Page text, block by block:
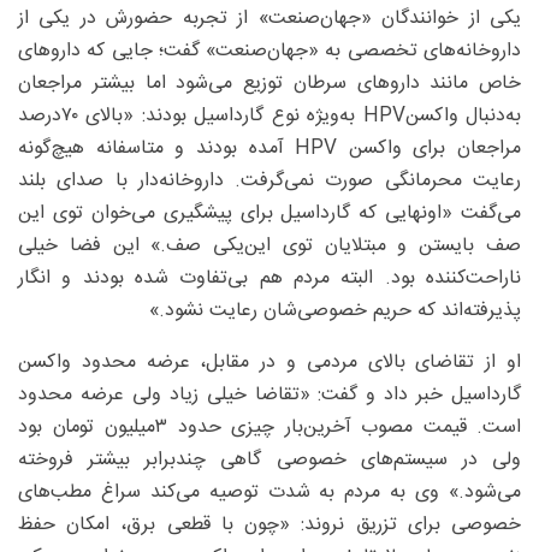
یکی از خوانندگان «جهان‌صنعت» از تجربه‌ حضورش در یکی از
داروخانه‌های تخصصی به «جهان‌صنعت» گفت؛ جایی که داروهای
خاص مانند داروهای سرطان توزیع می‌شود اما بیشتر مراجعان
به‌دنبال واکسنHPV به‌ویژه نوع گارداسیل بودند: «بالای ۷۰درصد
مراجعان برای واکسن HPV آمده بودند و متاسفانه هیچ‌گونه
رعایت محرمانگی صورت نمی‌گرفت. داروخانه‌دار با صدای بلند
می‌گفت «اونهایی که گارداسیل برای پیشگیری می‌خوان توی این
صف بایستن و مبتلایان توی این‌یکی صف.» این فضا خیلی
ناراحت‌کننده بود. البته مردم هم بی‌تفاوت شده بودند و انگار
پذیرفته‌اند که حریم خصوصی‌شان رعایت نشود.»
او از تقاضای بالای مردمی و در مقابل، عرضه محدود واکسن
گارداسیل خبر داد و گفت: «تقاضا خیلی زیاد ولی عرضه محدود
است. قیمت مصوب آخرین‌بار چیزی حدود ۳‌میلیون تومان بود
ولی در سیستم‌های خصوصی گاهی چندبرابر بیشتر فروخته
می‌شود.» وی به مردم به ‌شدت توصیه می‌کند سراغ مطب‌های
خصوصی برای تزریق نروند: «چون با قطعی برق، امکان حفظ